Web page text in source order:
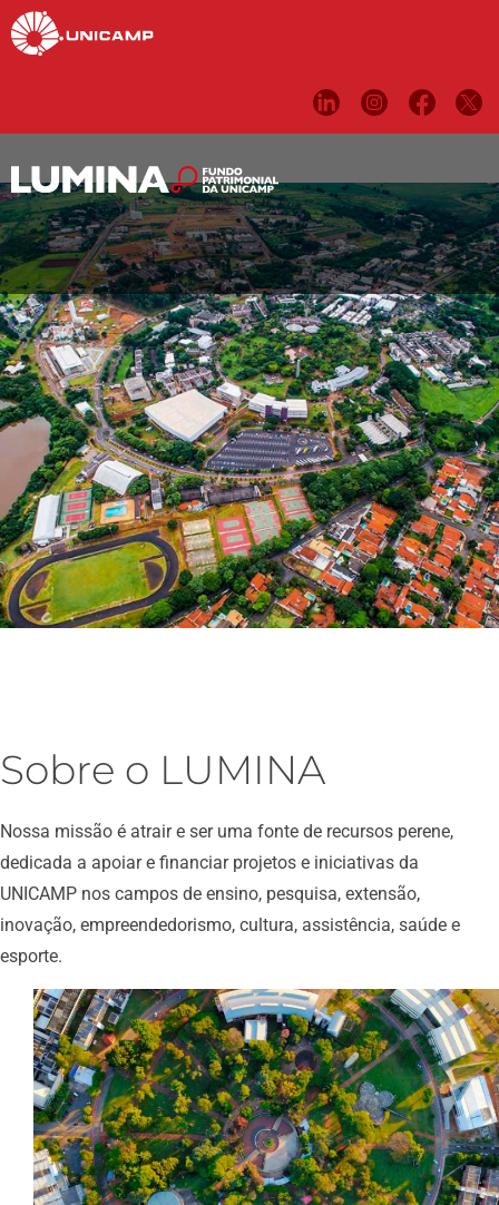
Fundo
Patrimonial
da
Unicamp
Sobre o LUMINA
Nossa missão é atrair e ser uma fonte de recursos perene,
dedicada a apoiar e financiar projetos e iniciativas da
UNICAMP nos campos de ensino, pesquisa, extensão,
inovação, empreendedorismo, cultura, assistência, saúde e
esporte.